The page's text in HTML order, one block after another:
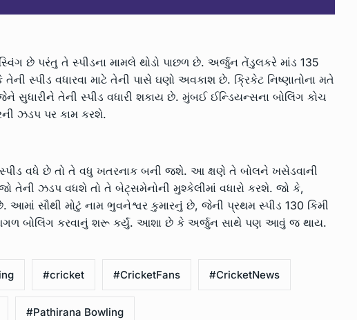
છે પરંતુ તે સ્પીડના મામલે થોડો પાછળ છે. અર્જુન તેંડુલકરે માંડ 135
સ્પીડ વધારવા માટે તેની પાસે ઘણો અવકાશ છે. ક્રિકેટ નિષ્ણાતોના મતે
તેની સ્પીડ વધારી શકાય છે. મુંબઈ ઈન્ડિયન્સના બોલિંગ કોચ
ઝડપ પર કામ કરશે.
વધે છે તો તે વધુ ખતરનાક બની જશે. આ ક્ષણે તે બોલને ખસેડવાની
તેની ઝડપ વધશે તો તે બેટ્સમેનોની મુશ્કેલીમાં વધારો કરશે. જો કે,
છે. આમાં સૌથી મોટું નામ ભુવનેશ્વર કુમારનું છે, જેની પ્રથમ સ્પીડ 130 કિમી
આગળ બોલિંગ કરવાનું શરૂ કર્યું. આશા છે કે અર્જુન સાથે પણ આવું જ થાય.
#cricket #CricketFans #CricketNews
#Pathirana Bowling